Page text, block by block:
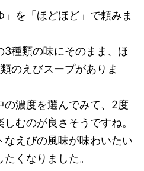
を「ほどほど」で頼みま
3種類の味にそのまま、ほ
のえびスープがありま
の濃度を選んでみて、2度
むのが良さそうですね。
えびの風味が味わいたい
くなりました。